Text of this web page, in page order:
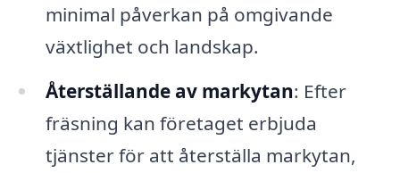
minimal påverkan på omgivande
växtlighet och landskap.
Återställande av markytan: Efter
fräsning kan företaget erbjuda
tjänster för att återställa markytan,